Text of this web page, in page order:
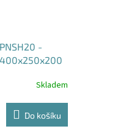
-
Skladem
Do košíku